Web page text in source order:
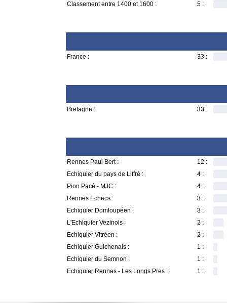
Classement entre 1400 et 1600 :
5 :
France : 33 :
Bretagne : 33 :
Rennes Paul Bert :
12 :
Echiquier du pays de Liffré :
4 :
Pion Pacé - MJC :
4 :
Rennes Echecs :
3 :
Echiquier Domloupéen :
3 :
L'Echiquier Vezinois :
2 :
Echiquier Vitréen :
2 :
Echiquier Guichenais :
1 :
Echiquier du Semnon :
1 :
Echiquier Rennes - Les Longs Pres :
1 :